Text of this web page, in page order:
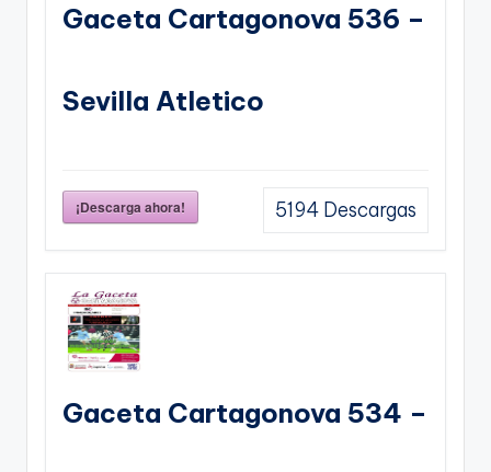
Gaceta Cartagonova 536 –
Sevilla Atletico
¡Descarga ahora! 5194 Descargas
Gaceta Cartagonova 534 –